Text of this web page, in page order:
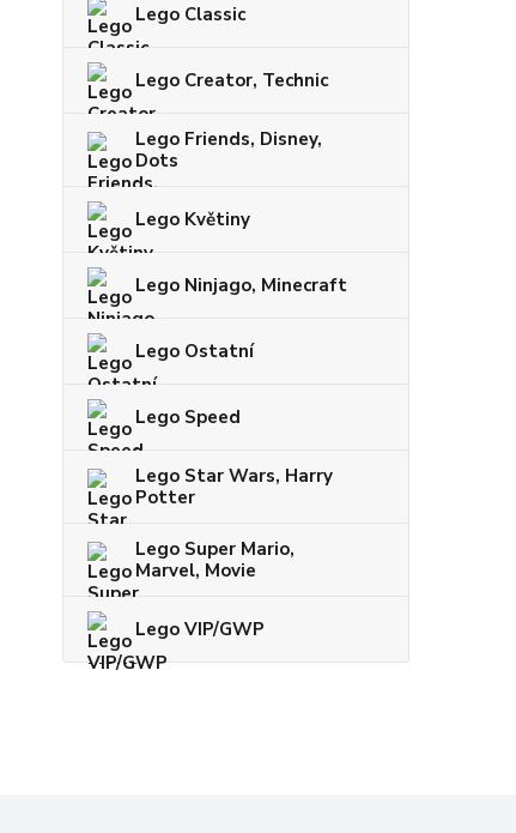
Lego Classic
Lego Creator, Technic
Lego Friends, Disney,
Dots
Lego Květiny
Lego Ninjago, Minecraft
Lego Ostatní
Lego Speed
Lego Star Wars, Harry
Potter
Lego Super Mario,
Marvel, Movie
Lego VIP/GWP